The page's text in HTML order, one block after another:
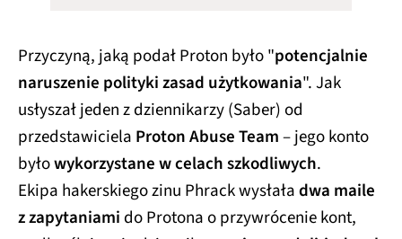
Przyczyną, jaką podał Proton było "potencjalnie
naruszenie polityki zasad użytkowania". Jak
usłyszał jeden z dziennikarzy (Saber) od
przedstawiciela Proton Abuse Team– jego konto
byłowykorzystane w celach szkodliwych.
Ekipa hakerskiego zinu Phrack wysłaładwa maile
z zapytaniami do Protona o przywrócenie kont,